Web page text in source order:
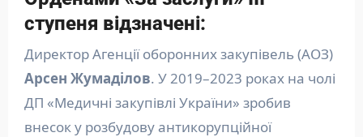
ступеня відзначені:
Директор Агенції оборонних закупівель (АОЗ)
Арсен Жумаділов. У 2019–2023 роках на чолі
ДП «Медичні закупівлі України» зробив
внесок у розбудову антикорупційної